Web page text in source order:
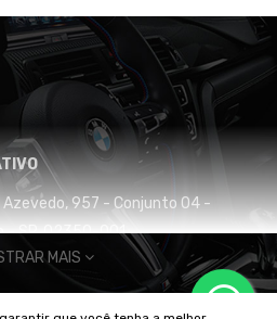
Azevedo, 957 - Conjunto 04 -
- SP, 02350-001
E LOGÍSTICA
MAIS